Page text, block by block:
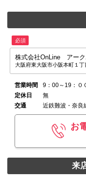
必須
株式会社OnLine アーク
大阪府東大阪市小阪本町１丁
営業時間
9：00～19：０
定休日
無
交通
近鉄難波・奈良
お
来